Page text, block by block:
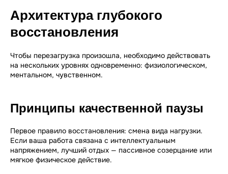
Архитектура глубокого
восстановления
Чтобы перезагрузка произошла, необходимо действовать
на нескольких уровнях одновременно: физиологическом,
ментальном, чувственном.
Принципы качественной паузы
Первое правило восстановления: смена вида нагрузки.
Если ваша работа связана с интеллектуальным
напряжением, лучший отдых — пассивное созерцание или
мягкое физическое действие.